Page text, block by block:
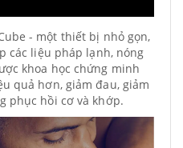
- một thiết bị nhỏ gọn,
các liệu pháp lạnh, nóng
khoa học chứng minh
quả hơn, giảm đau, giảm
phục hồi cơ và khớp.